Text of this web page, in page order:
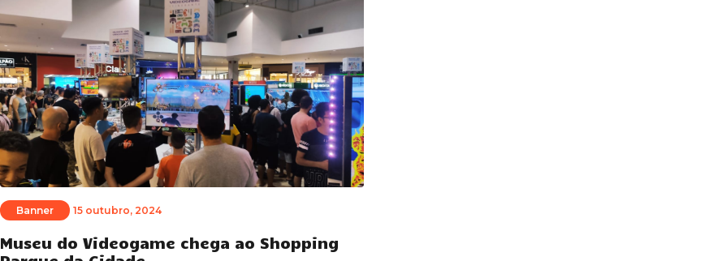
Banner 15 outubro, 2024
Museu do Videogame chega ao Shopping